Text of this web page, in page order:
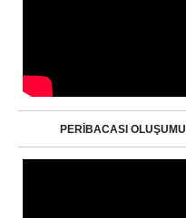
PERİBACASI OLUŞUMU